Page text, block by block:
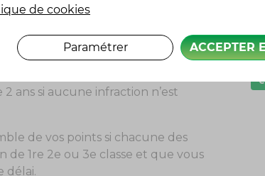
de la nature de l’infraction.
d’un seul point, il vous faudra alors
commettre de nouvelles infractions
nouvelle infraction, le 1er point
ans si aucune infraction n’est
de vos points si chacune des
1re 2e ou 3e classe et que vous
délai.
de cookies
ACCEPTER
Paramétrer